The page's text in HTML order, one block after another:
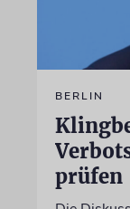
BERLIN
prüfen